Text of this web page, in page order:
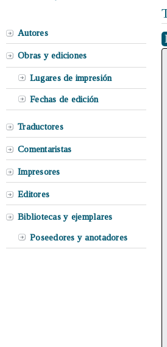
Autores
Obras y ediciones
Lugares de impresión
Fechas de edición
Traductores
Comentaristas
Impresores
Editores
Bibliotecas y ejemplares
Poseedores y anotadores